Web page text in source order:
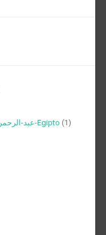
Abdel-Rahman El-Abnoudi-عبد-الرحمن-الأبنودي-Egipto (1)